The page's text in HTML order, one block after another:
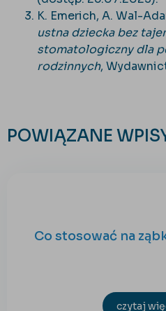
K. Emerich, A. Wal-
ustna dziecka bez
stomatologiczny dla
rodzinnych,
POWIĄZANE
Co stosować na
czytaj